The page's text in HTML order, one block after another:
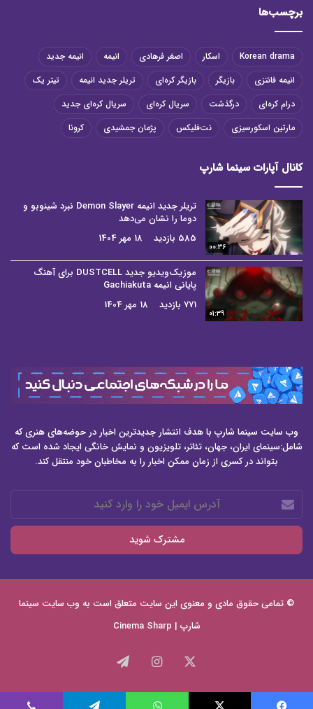
برچسب‌ها
Korean drama اسکار اصغر فرهادی انیمه
انیمه جدید
انیمه فانتزی
بازیگر بازیگر کره‌ای تریلر جدید انیمه
تیتر یک
درام کره‌ای
درگذشت سریال کره‌ای
سریال کره‌ای جدید
مارتین اسکورسیزی
نت‌فلیکس پژمان جمشیدی کرونا
کانال آپارات سینما شارپ
00:36
تریلر جدید انیمه Demon Slayer نبرد شینوبو و
دوما را نشان می‌دهد
585 بازدید
18 مهر 1404
01:39
موزیک‌ویدیو جدید DUSTCELL برای آهنگ
پایانی انیمه Gachiakuta
771 بازدید
18 مهر 1404
وب سایت سینما شارپ با هدف انتشار جدیدترین اخبار در حوضه‌های هنری که
شامل:سینمای ایران، جهان، تئاتر، تلویزیون و نمایش خانگی ایجاد شده است که
بتواند در کسری از زمان ممکن اخبار را به مخاطبان خود منتقل کند.
آدرس
ایمیل
خود
وارد
© تمامی حقوق مادی و معنوی این سایت متعلق است به وب سایت سینما
شارپ | Cinema Sharp
اینستاگرام